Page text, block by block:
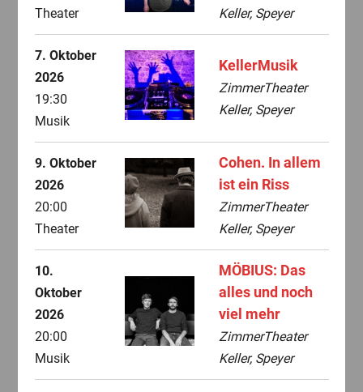
Theater
Keller, Speyer
7. Oktober
2026
19:30
Musik
KellerMusik
ZimmerTheater
Keller, Speyer
9. Oktober
2026
20:00
Theater
Cohen. In allem
ist ein Riss
ZimmerTheater
Keller, Speyer
10.
Oktober
2026
20:00
Musik
MÖBIUS: Das
alles und noch
viel mehr
ZimmerTheater
Keller, Speyer